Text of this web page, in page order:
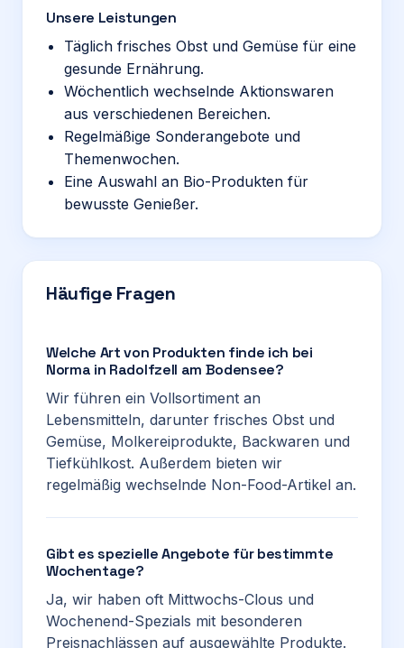
Unsere Leistungen
Täglich frisches Obst und Gemüse für eine
gesunde Ernährung.
Wöchentlich wechselnde Aktionswaren
aus verschiedenen Bereichen.
Regelmäßige Sonderangebote und
Themenwochen.
Eine Auswahl an Bio-Produkten für
bewusste Genießer.
Häufige Fragen
Welche Art von Produkten finde ich bei
Norma in Radolfzell am Bodensee?
Wir führen ein Vollsortiment an
Lebensmitteln, darunter frisches Obst und
Gemüse, Molkereiprodukte, Backwaren und
Tiefkühlkost. Außerdem bieten wir
regelmäßig wechselnde Non-Food-Artikel an.
Gibt es spezielle Angebote für bestimmte
Wochentage?
Ja, wir haben oft Mittwochs-Clous und
Wochenend-Spezials mit besonderen
Preisnachlässen auf ausgewählte Produkte.